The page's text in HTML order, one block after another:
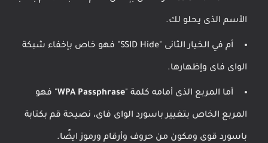
الأسم الذى يحلو لك.
أم في الخيار الثانى "SSID Hide" فهو خاص بإخفاء شبكة
الواى فاى وإظهارها.
أما المربع الذى أمامه كلمة "WPA Passphrase" فهو
المربع الخاص بتغيير باسورد الواى فاى، نصيحة قم بكتابة
باسورد قوى ومكون من حروف وأرقام ورموز ايضًا.